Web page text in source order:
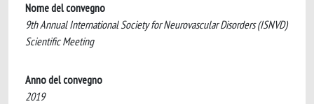
Nome del convegno
9th Annual International Society for Neurovascular Disorders (ISNVD)
Scientific Meeting
Anno del convegno
2019